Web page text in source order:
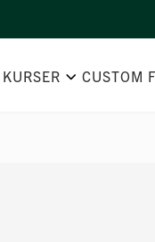
CUSTOM